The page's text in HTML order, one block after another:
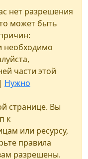
нет разрешения
может быть
необходимо
части этой
| Нужно
странице. Вы
к
или ресурсу,
правила
разрешены.